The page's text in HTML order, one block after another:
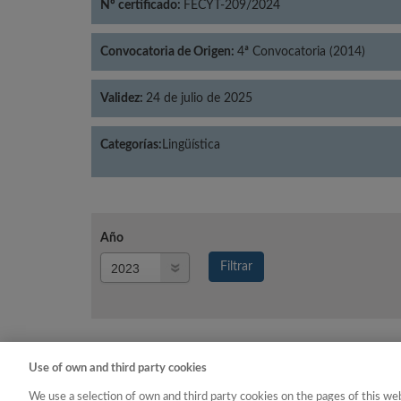
Nº certificado: FECYT-209/2024
Convocatoria de Origen: 4ª Convocatoria (2014)
Validez: 24 de julio de 2025
Categorías: Lingüística
Año
Filtrar
Año
Use of own and third party cookies
We use a selection of own and third party cookies on the pages of this